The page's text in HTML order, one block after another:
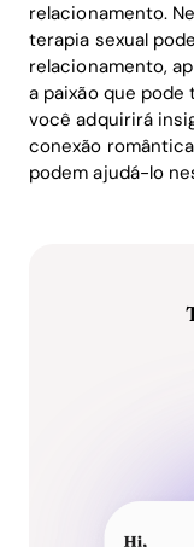
relacionamento.
terapia sexual
relacionamento,
a paixão que
você adquirirá
conexão
podem ajudá-lo